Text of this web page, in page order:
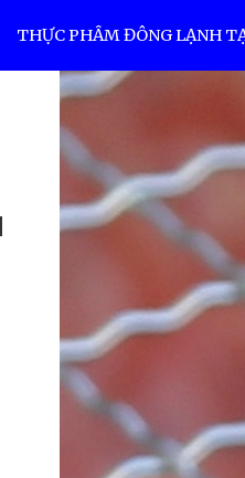
THỰC PHẨM ĐÔNG LẠNH